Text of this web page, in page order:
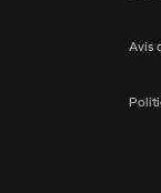
Avis